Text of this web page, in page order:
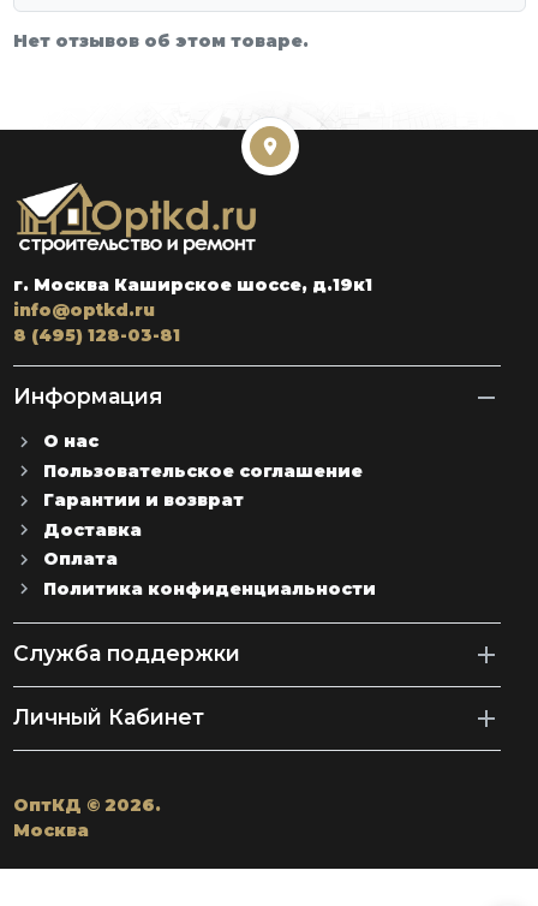
Нет отзывов об этом товаре.
г. Москва Каширское шоссе, д.19к1
info@optkd.ru
8 (495) 128-03-81
Информация
О нас
Пользовательское соглашение
Гарантии и возврат
Доставка
Оплата
Политика конфиденциальности
Служба поддержки
Личный Кабинет
ОптКД © 2026.
Москва